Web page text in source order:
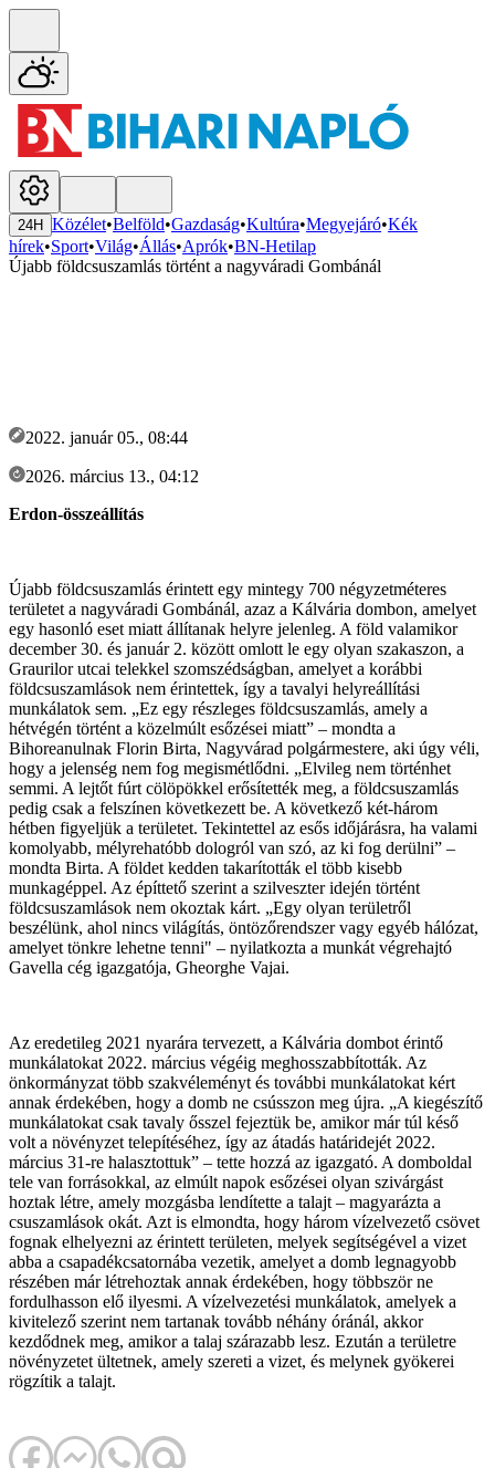
24H Közélet•Belföld•Gazdaság•Kultúra•Megyejáró•Kék
hírek•Sport•Világ•Állás•Aprók•BN-Hetilap
Újabb földcsuszamlás történt a nagyváradi Gombánál
2022. január 05., 08:44
2026. március 13., 04:12
Erdon-összeállítás
Újabb földcsuszamlás érintett egy mintegy 700 négyzetméteres
területet a nagyváradi Gombánál, azaz a Kálvária dombon, amelyet
egy hasonló eset miatt állítanak helyre jelenleg. A föld valamikor
december 30. és január 2. között omlott le egy olyan szakaszon, a
Graurilor utcai telekkel szomszédságban, amelyet a korábbi
földcsuszamlások nem érintettek, így a tavalyi helyreállítási
munkálatok sem. „Ez egy részleges földcsuszamlás, amely a
hétvégén történt a közelmúlt esőzései miatt” – mondta a
Bihoreanulnak Florin Birta, Nagyvárad polgármestere, aki úgy véli,
hogy a jelenség nem fog megismétlődni. „Elvileg nem történhet
semmi. A lejtőt fúrt cölöpökkel erősítették meg, a földcsuszamlás
pedig csak a felszínen következett be. A következő két-három
hétben figyeljük a területet. Tekintettel az esős időjárásra, ha valami
komolyabb, mélyrehatóbb dologról van szó, az ki fog derülni” –
mondta Birta. A földet kedden takarították el több kisebb
munkagéppel. Az építtető szerint a szilveszter idején történt
földcsuszamlások nem okoztak kárt. „Egy olyan területről
beszélünk, ahol nincs világítás, öntözőrendszer vagy egyéb hálózat,
amelyet tönkre lehetne tenni" – nyilatkozta a munkát végrehajtó
Gavella cég igazgatója, Gheorghe Vajai.
Az eredetileg 2021 nyarára tervezett, a Kálvária dombot érintő
munkálatokat 2022. március végéig meghosszabbították. Az
önkormányzat több szakvéleményt és további munkálatokat kért
annak érdekében, hogy a domb ne csússzon meg újra. „A kiegészítő
munkálatokat csak tavaly ősszel fejeztük be, amikor már túl késő
volt a növényzet telepítéséhez, így az átadás határidejét 2022.
március 31-re halasztottuk” – tette hozzá az igazgató. A domboldal
tele van forrásokkal, az elmúlt napok esőzései olyan szivárgást
hoztak létre, amely mozgásba lendítette a talajt – magyarázta a
csuszamlások okát. Azt is elmondta, hogy három vízelvezető csövet
fognak elhelyezni az érintett területen, melyek segítségével a vizet
abba a csapadékcsatornába vezetik, amelyet a domb legnagyobb
részében már létrehoztak annak érdekében, hogy többször ne
fordulhasson elő ilyesmi. A vízelvezetési munkálatok, amelyek a
kivitelező szerint nem tartanak tovább néhány óránál, akkor
kezdődnek meg, amikor a talaj szárazabb lesz. Ezután a területre
növényzetet ültetnek, amely szereti a vizet, és melynek gyökerei
rögzítik a talajt.